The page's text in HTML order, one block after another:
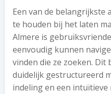
Een van de belangrijkste
te houden bij het laten
Almere is
eenvoudig kunnen
vinden die ze zoeken. Dit
duidelijk gestructureerd
indeling en een intuïtieve